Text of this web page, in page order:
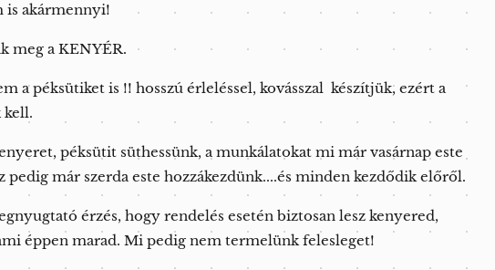
is akármennyi!
meg a KENYÉR.
a péksütiket is !! hosszú érleléssel, kovásszal készítjük, ezért a
kell.
péksütit süthessünk, a munkálatokat mi már vasárnap este
pedig már szerda este hozzákezdünk....és minden kezdődik előről.
érzés, hogy rendelés esetén biztosan lesz kenyered,
éppen marad. Mi pedig nem termelünk felesleget!